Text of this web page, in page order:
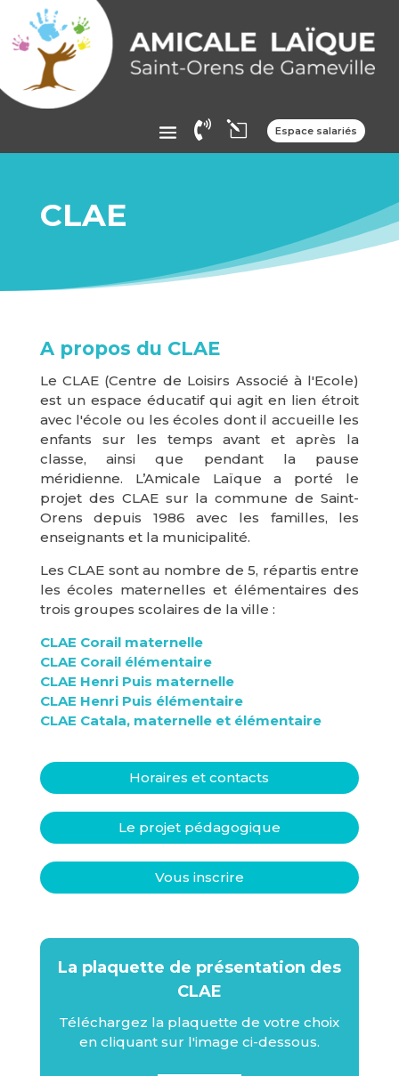
 l Espace salariés
CLAE
A propos du CLAE
Le CLAE (Centre de Loisirs Associé à l'Ecole)
est un espace éducatif qui agit en lien étroit
avec l'école ou les écoles dont il accueille les
enfants sur les temps avant et après la
classe, ainsi que pendant la pause
méridienne. L’Amicale Laïque a porté le
projet des CLAE sur la commune de Saint-
Orens depuis 1986 avec les familles, les
enseignants et la municipalité.
Les CLAE sont au nombre de 5, répartis entre
les écoles maternelles et élémentaires des
trois groupes scolaires de la ville :
CLAE Corail maternelle
CLAE Corail élémentaire
CLAE Henri Puis maternelle
CLAE Henri Puis élémentaire
CLAE Catala, maternelle et élémentaire
Horaires et contacts
Le projet pédagogique
Vous inscrire
La plaquette de présentation des
CLAE
Téléchargez la plaquette de votre choix
en cliquant sur l'image ci-dessous.